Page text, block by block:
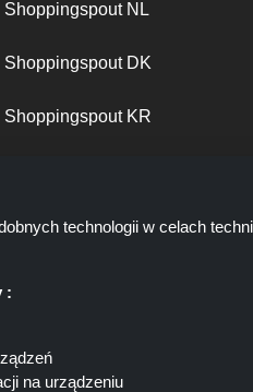
Shoppingspout NL
Shoppingspout DK
Shoppingspout KR
technologii w celach
:
na urządzeniu